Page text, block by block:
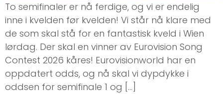
To semifinaler er nå ferdige, og vi er endelig
inne i kvelden før kvelden! Vi står nå klare med
de som skal stå for en fantastisk kveld i Wien
lørdag. Der skal en vinner av Eurovision Song
Contest 2026 kåres! Eurovisionworld har en
oppdatert odds, og nå skal vi dypdykke i
oddsen for semifinale 1 og […]